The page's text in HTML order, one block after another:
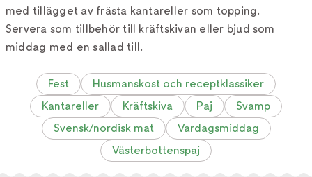
med tillägget av frästa kantareller som topping.
Servera som tillbehör till kräftskivan eller bjud som
middag med en sallad till.
Fest
Husmanskost och receptklassiker
Kantareller
Kräftskiva Paj
Svamp
Svensk/nordisk mat
Vardagsmiddag
Västerbottenspaj